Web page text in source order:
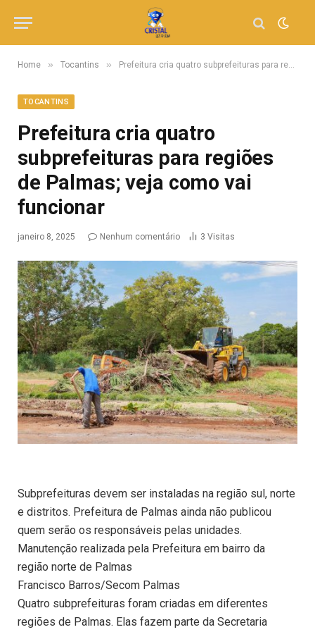
Home » Tocantins » Prefeitura cria quatro subprefeituras para regiões de Palmas; veja como vai funcionar
TOCANTINS
Prefeitura cria quatro
subprefeituras para regiões
de Palmas; veja como vai
funcionar
janeiro 8, 2025 Nenhum comentário 3 Visitas
Subprefeituras devem ser instaladas na região sul, norte
e distritos. Prefeitura de Palmas ainda não publicou
quem serão os responsáveis pelas unidades.
Manutenção realizada pela Prefeitura em bairro da
região norte de Palmas
Francisco Barros/Secom Palmas
Quatro subprefeituras foram criadas em diferentes
regiões de Palmas. Elas fazem parte da Secretaria